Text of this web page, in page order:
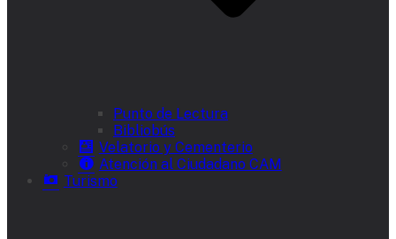
Punto de Lectura
Bibliobús
Velatorio y Cementerio
Atención al Ciudadano CAM
Turismo